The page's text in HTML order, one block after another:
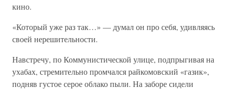
кино.
«Который уже раз так…» — думал он про себя, удивляясь
своей нерешительности.
Навстречу, по Коммунистической улице, подпрыгивая на
ухабах, стремительно промчался райкомовский «газик»,
подняв густое серое облако пыли. На заборе сидели